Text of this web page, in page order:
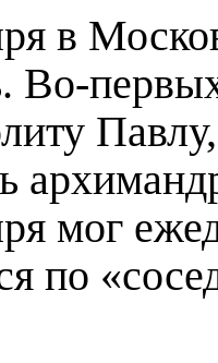
в
Во-
мог
по